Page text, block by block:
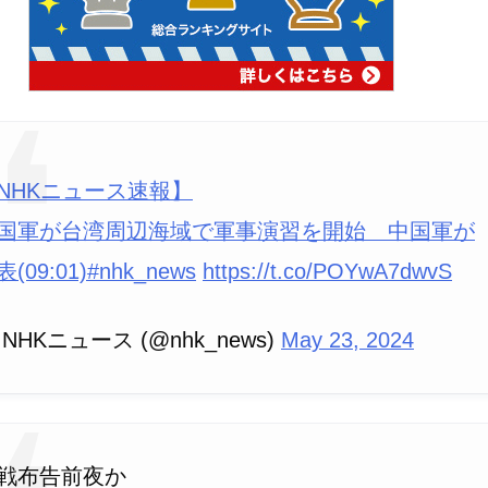
ニュース速報】
軍が台湾周辺海域で軍事演習を開始 中国軍が
(09:01)#nhk_news https://t.co/POYwA7dwvS
ニュース (@nhk_news) May 23, 2024
布告前夜か